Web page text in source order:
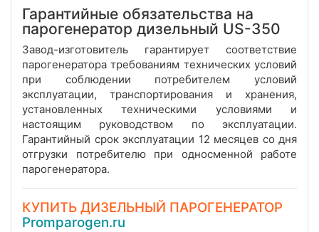
Гарантийные обязательства на
парогенератор дизельный US-350
Завод-изготовитель гарантирует соответствие
парогенератора требованиям технических условий
при соблюдении потребителем условий
эксплуатации, транспортирования и хранения,
установленных техническими условиями и
настоящим руководством по эксплуатации.
Гарантийный срок эксплуатации 12 месяцев со дня
отгрузки потребителю при односменной работе
парогенератора.
КУПИТЬ ДИЗЕЛЬНЫЙ ПАРОГЕНЕРАТОР
Promparogen.ru